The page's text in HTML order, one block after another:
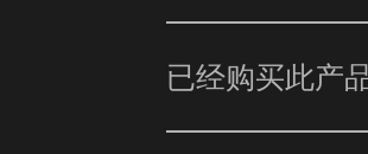
已经购买此产